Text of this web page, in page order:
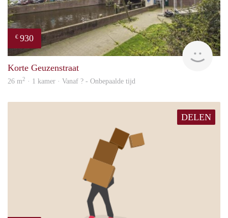
€ 930
rent
Korte Geuzenstraat
26 m2 · 1 kamer · Vanaf ? - Onbepaalde tijd
DELEN